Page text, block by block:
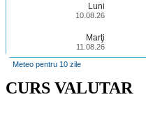
Luni
10.08.26
Marţi
11.08.26
Meteo pentru 10 zile
CURS VALUTAR